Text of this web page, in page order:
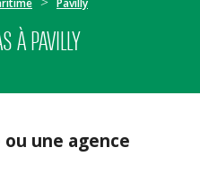
Pavilly
À PAVILLY
une agence